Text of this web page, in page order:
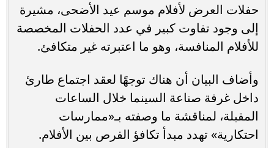
حفلات العرض لأفلام موسم عيد الأضحى، مشيرة
إلى وجود تفاوت كبير في عدد الحفلات المخصصة
للأفلام المنافسة، وهو ما اعتبرته غير متكافئ.
وأضاف البيان أن هناك توجهًا لعقد اجتماع طارئ
داخل غرفة صناعة السينما خلال الساعات
المقبلة، لمناقشة ما وصفته بـ«ممارسات
احتكارية» تهدد مبدأ تكافؤ الفرص بين الأفلام.